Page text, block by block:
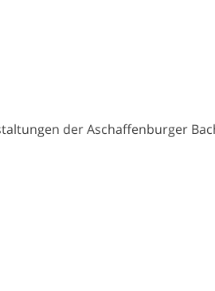
der Aschaffenburger